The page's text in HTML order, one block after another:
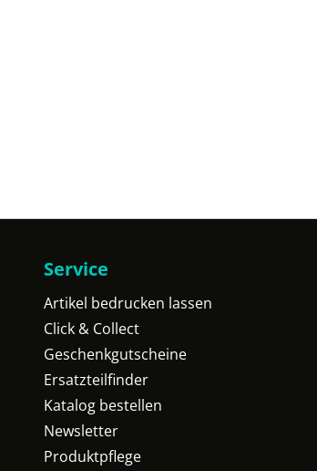
Service
Artikel bedrucken lassen
Click & Collect
Geschenkgutscheine
Ersatzteilfinder
Katalog bestellen
Newsletter
Produktpflege